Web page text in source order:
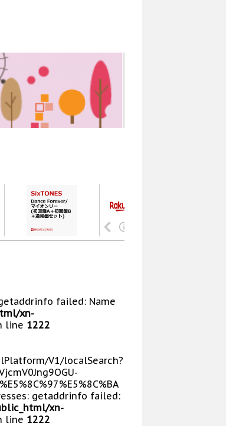
failed: Name
xn-
line 1222
V1/localSearch?
getaddrinfo failed:
xn-
line 1222